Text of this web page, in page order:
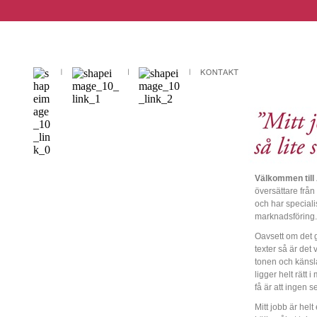
Välkommen till
översättare
och har
marknadsföring.
Oavsett om det
texter så är det
tonen och
ligger helt rätt i
få är att ingen
Mitt jobb är